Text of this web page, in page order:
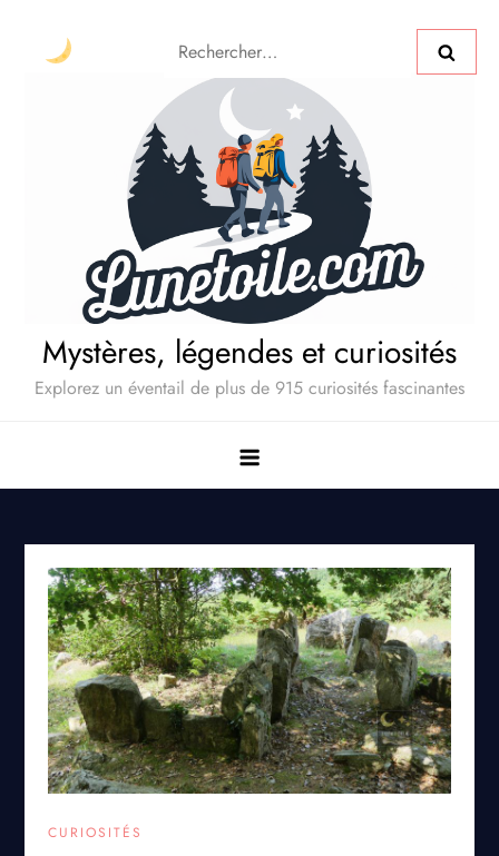
Mystères, légendes et curiosités
Explorez un éventail de plus de 915 curiosités fascinantes
CURIOSITÉS